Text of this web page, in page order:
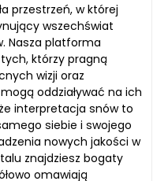
przestrzeń, w której
wszechświat
Nasza platforma
którzy pragną
wizji oraz
oddziaływać na ich
interpretacja snów to
siebie i swojego
nowych jakości w
znajdziesz bogaty
omawiają